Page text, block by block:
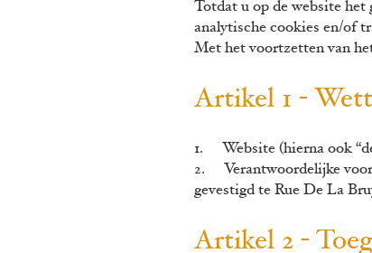
Totdat u op de website het
analytische cookies en/of
Met het voortzetten van
Artikel 1 -
1. Website (hierna ook
2. Verantwoordelijke voor
gevestigd te Rue De La
Artikel 2 -